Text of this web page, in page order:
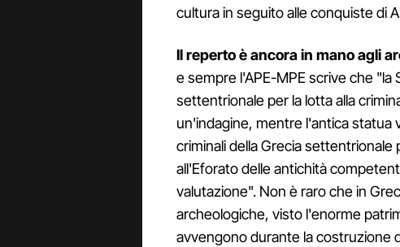
cultura in seguito alle conquiste di
Il reperto è ancora in mano agli
e sempre l'APE-MPE scrive che "la
settentrionale per la lotta alla
un'indagine, mentre l'antica statua
criminali della Grecia
all'Eforato delle antichità
valutazione". Non è raro che in
archeologiche, visto l'enorme
avvengono durante la costruzione